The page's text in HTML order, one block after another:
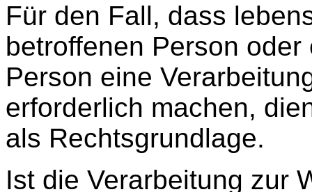
Für den Fall, dass
betroffenen Person
Person eine
erforderlich machen,
als Rechtsgrundlage.
Ist die Verarbeitung zur